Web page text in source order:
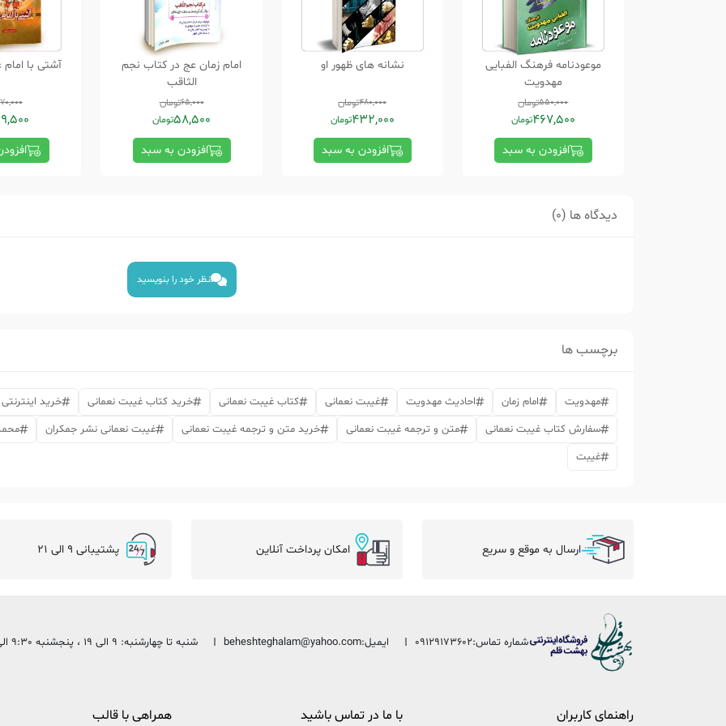
موعودنامه فرهنگ الفبایی
مهدویت
550,000تومان
467,500تومان
افزودن به سبد
نشانه های ظهور او
480,000تومان
432,000تومان
افزودن به سبد
امام زمان عج در کتاب نجم
الثاقب
65,000تومان
58,500تومان
افزودن به سبد
آشتی با
70,000
دیدگاه ها (0)
نظر خود را بنویسید
برچسب ها
مهدویت امام زمان احادیث مهدویت غیبت نعمانی کتاب غیبت نعمانی خرید کتاب غیبت نعمانی خرید
سفارش کتاب غیبت نعمانی
متن و ترجمه غیبت نعمانی خرید متن و ترجمه غیبت نعمانی غیبت نعمانی نشر جمکران
غیبت
ارسال به موقع و سریع امکان پرداخت آنلاین پشتیبانی 9 الی 21
شماره تماس:09129173602 ایمیل:beheshteghalam@yahoo.com شنبه تا چهارشنبه: 9 الی 19 ، پنجشنبه 9:30 الی 13:30
راهنمای کاربران با ما در تماس باشید همراهی با قالب